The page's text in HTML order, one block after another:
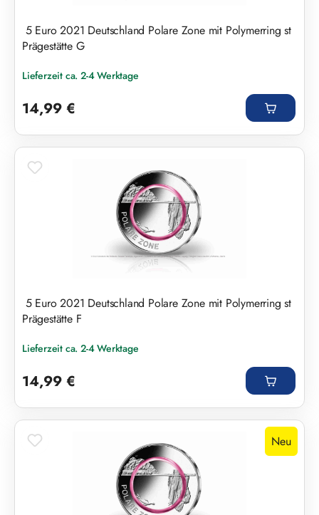
5 Euro 2021 Deutschland Polare Zone mit Polymerring st
Prägestätte G
Lieferzeit ca. 2-4 Werktage
14,99 €
5 Euro 2021 Deutschland Polare Zone mit Polymerring st
Prägestätte F
Lieferzeit ca. 2-4 Werktage
14,99 €
Neu